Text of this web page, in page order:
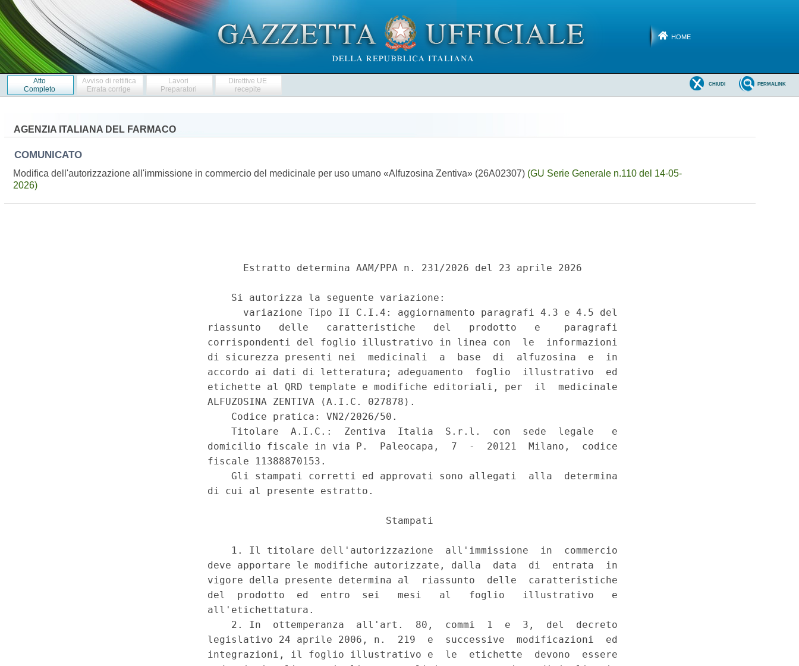
HOME
Atto
Completo
Avviso di rettifica
Errata corrige
Lavori
Preparatori
Direttive UE
recepite
PERMALINK
CHIUDI
AGENZIA ITALIANA DEL FARMACO
COMUNICATO
Modifica dell'autorizzazione all'immissione in commercio del medicinale per uso umano «Alfuzosina Zentiva» (26A02307) (GU Serie Generale n.110 del 14-05-
2026)